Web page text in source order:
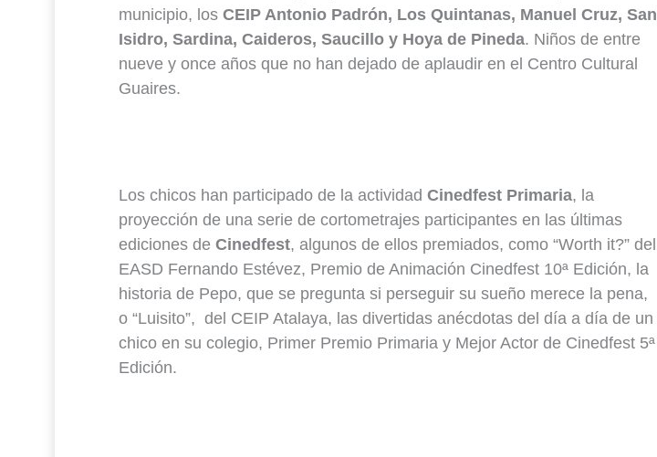
municipio, los CEIP Antonio Padrón, Los Quintanas, Manuel Cruz, San
Isidro, Sardina, Caideros, Saucillo y Hoya de Pineda. Niños de entre
nueve y once años que no han dejado de aplaudir en el Centro Cultural
Guaires.
Los chicos han participado de la actividad Cinedfest Primaria, la
proyección de una serie de cortometrajes participantes en las últimas
ediciones de Cinedfest, algunos de ellos premiados, como “Worth it?” del
EASD Fernando Estévez, Premio de Animación Cinedfest 10ª Edición, la
historia de Pepo, que se pregunta si perseguir su sueño merece la pena,
o “Luisito”, del CEIP Atalaya, las divertidas anécdotas del día a día de un
chico en su colegio, Primer Premio Primaria y Mejor Actor de Cinedfest 5ª
Edición.